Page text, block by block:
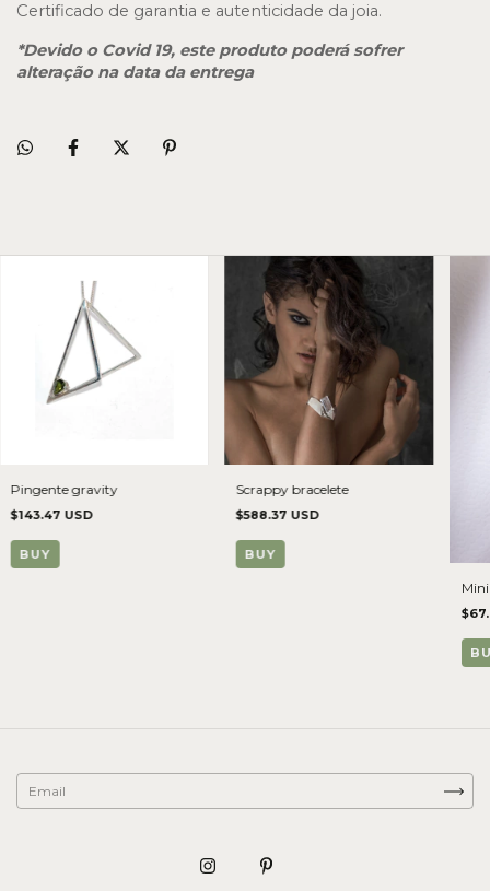
Certificado de garantia e autenticidade da joia.
*Devido o Covid 19, este produto poderá sofrer
alteração na data da entrega
Pingente gravity
$143.47 USD
BUY
Scrappy bracelete
$588.37 USD
BUY